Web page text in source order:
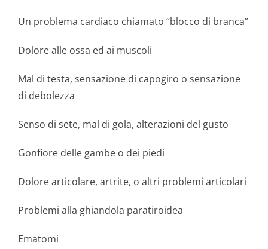
Un problema cardiaco chiamato “blocco di branca”
Dolore alle ossa ed ai muscoli
Mal di testa, sensazione di capogiro o sensazione
di debolezza
Senso di sete, mal di gola, alterazioni del gusto
Gonfiore delle gambe o dei piedi
Dolore articolare, artrite, o altri problemi articolari
Problemi alla ghiandola paratiroidea
Ematomi